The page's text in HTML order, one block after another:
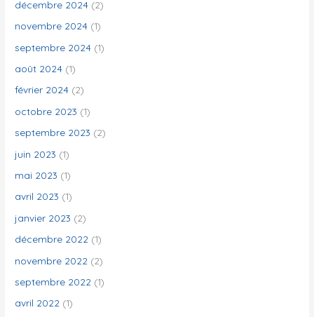
décembre 2024 (2)
novembre 2024 (1)
septembre 2024 (1)
août 2024 (1)
février 2024 (2)
octobre 2023 (1)
septembre 2023 (2)
juin 2023 (1)
mai 2023 (1)
avril 2023 (1)
janvier 2023 (2)
décembre 2022 (1)
novembre 2022 (2)
septembre 2022 (1)
avril 2022 (1)